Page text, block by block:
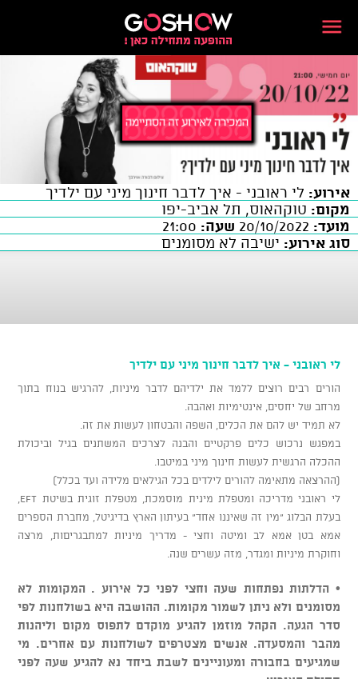
אירוע: לי ראובני - איך לדבר חינוך מיני עם ילדיך
מקום: טוקהאוס, תל אביב-יפו
מועד:
שעה:
סוג אירוע: ישיבה לא מסומנים
לי ראובני - איך לדבר חינוך מיני עם ילדיך
הורים רבים רוצים ללמד את ילדיהם לדבר מיניות, להרגיש בנוח בתוך
מרחב של יחסים, אינטימיות ואהבה.
לא תמיד יש להם את הכלים, השפה והבטחון לעשות את זה.
במפגש נרכוש כלים פרקטיים והבנה לצרכים המשתנים בגיל וביכולת
ההכלה הרגשית לעשות חינוך מיני במיטבו.
(ההרצאה מתאימה להורים לילדים בכל הגילאים מלידה ועד בכלל)
בעלת הבלוג "מין זה שאיננו אחד" בעיתון הארץ בדיגיטל, מחברת הספרים
אמא בטן אמא לב ומיטה וחצי - מדריך מיניות למתבגריםות, מרצה
וחוקרת מיניות ומגדר, מזה עשרים שנה.
• הדלתות נפתחות שעה וחצי לפני כל אירוע . המקומות לא
מסומנים ולא ניתן לשמור מקומות. ההושבה היא בשולחנות לפי
סדר הגעה. הקהל מוזמן להגיע מוקדם לתפוס מקום וליהנות
מהבר והמסעדה. אנשים מצטרפים לשולחנות עם אחרים. מי
שמגיעים בחבורה ומעוניינים לשבת ביחד נא להגיע שעה לפני